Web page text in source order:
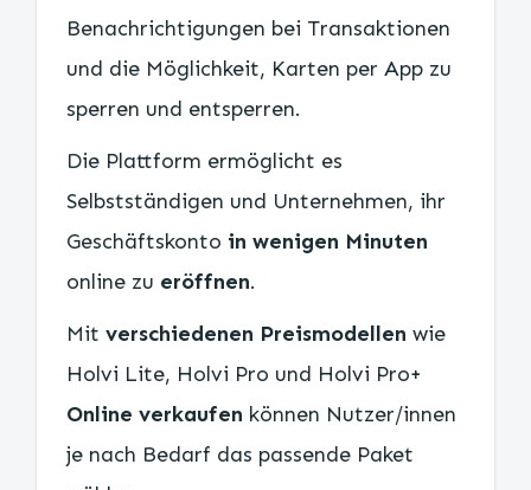
Benachrichtigungen bei Transaktionen
und die Möglichkeit, Karten per App zu
sperren und entsperren.
Die Plattform ermöglicht es
Selbstständigen und Unternehmen, ihr
Geschäftskonto in wenigen Minuten
online zu eröffnen.
Mit verschiedenen Preismodellen wie
Holvi Lite, Holvi Pro und Holvi Pro+
Online verkaufen können Nutzer/innen
je nach Bedarf das passende Paket